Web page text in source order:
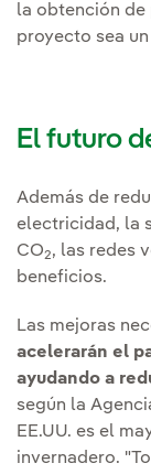
la obtención de
proyecto sea
El futuro
Además de
electricidad, la
CO2, las redes
beneficios.
Las mejoras
acelerarán el
ayudando a
según la
EE.UU. es el
invernadero.